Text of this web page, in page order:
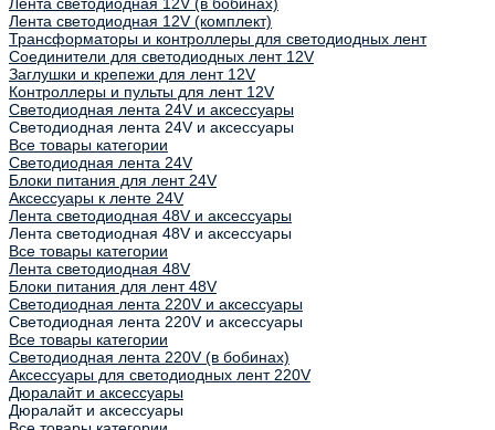
Лента светодиодная 12V (комплект)
Трансформаторы и контроллеры для светодиодных лент
Соединители для светодиодных лент 12V
Заглушки и крепежи для лент 12V
Контроллеры и пульты для лент 12V
Светодиодная лента 24V и аксессуары
Светодиодная лента 24V и аксессуары
Все товары категории
Светодиодная лента 24V
Блоки питания для лент 24V
Аксессуары к ленте 24V
Лента светодиодная 48V и аксессуары
Лента светодиодная 48V и аксессуары
Все товары категории
Лента светодиодная 48V
Блоки питания для лент 48V
Светодиодная лента 220V и аксессуары
Светодиодная лента 220V и аксессуары
Все товары категории
Светодиодная лента 220V (в бобинах)
Аксессуары для светодиодных лент 220V
Дюралайт и аксессуары
Дюралайт и аксессуары